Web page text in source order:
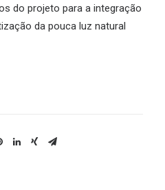
do projeto para a integração
da pouca luz natural